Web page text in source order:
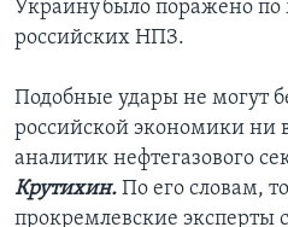
Украину было поражено
российских НПЗ.
Подобные удары не могут
российской экономики ни
аналитик нефтегазового
Крутихин. По его словам,
прокремлевские эксперты